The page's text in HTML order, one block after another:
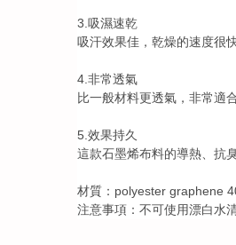
3.吸濕速乾
吸汗效果佳，乾燥的速度很快
4.非常透氣
比一般材料更透氣，非常適
5.效果持久
這款石墨烯布料的導熱、抗
材質：polyester graphene
注意事項：不可使用漂白水